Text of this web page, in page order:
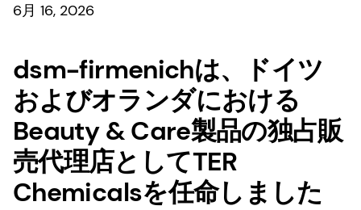
6月 16, 2026
dsm-firmenichは、ドイツ
およびオランダにおける
Beauty & Care製品の独占販
売代理店としてTER
Chemicalsを任命しました